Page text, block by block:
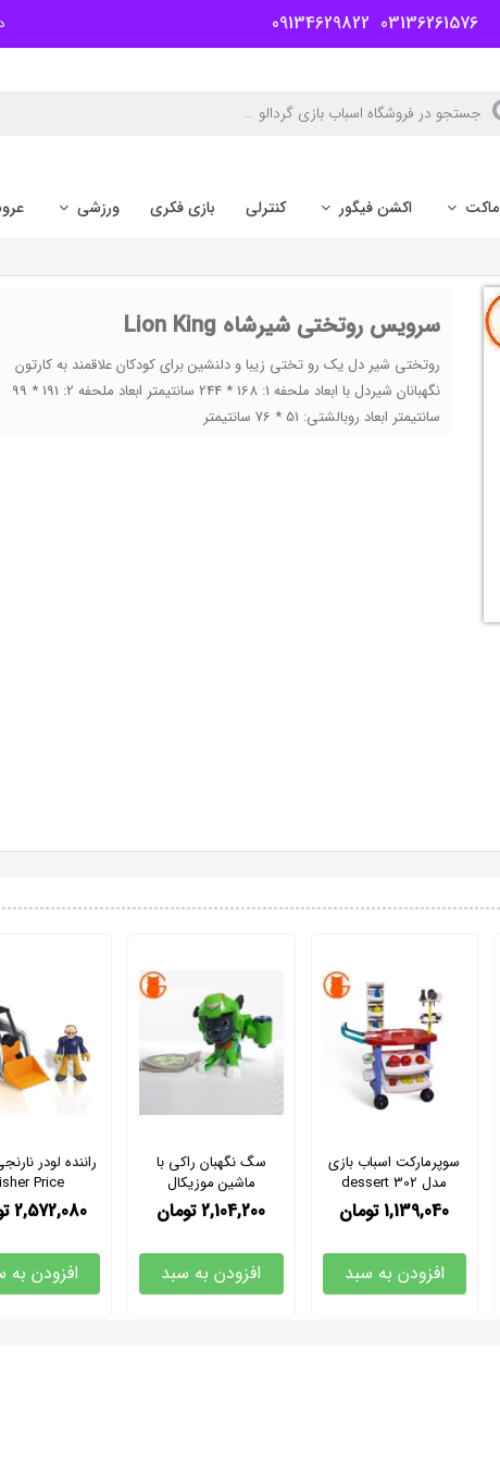
03136261576
09134629822
ماکت اکشن فیگور کنترلی بازی فکری ورزشی
سرویس روتختی شیرشاه Lion King
روتختی شیر دل یک رو تختی زیبا و دلنشین برای کودکان علاقمند به کارتون
نگهبانان شیردل با ابعاد ملحفه 1: 168 * 244 سانتیمتر ابعاد ملحفه 2: 191 * 99
سانتیمتر ابعاد روبالشتی: 51 * 76 سانتیمتر
سوپرمارکت اسباب بازی
مدل dessert 302
1,139,040 تومان
افزودن به سبد
سگ نگهبان راکی با
ماشین موزیکال
2,104,200 تومان
افزودن به سبد
راننده لودر
Price
2,572,080
افزودن به